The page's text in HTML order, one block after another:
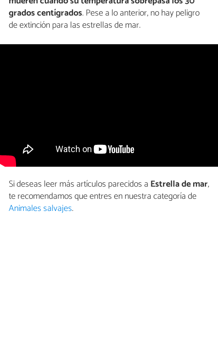
grados centígrados. Pese a lo anterior, no hay peligro
de extinción para las estrellas de mar.
Si deseas leer más artículos parecidos a Estrella de mar,
te recomendamos que entres en nuestra categoría de
Animales salvajes.